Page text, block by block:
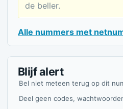
de beller.
Alle nummers met
Blijf alert
Bel niet meteen terug op dit
Deel geen codes,